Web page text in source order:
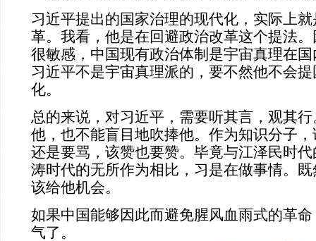
习近平提出的国家治理的现代化，实际上
革。我看，他是在回避政治改革这个提法
很敏感，中国现有政治体制是宇宙真理在
习近平不是宇宙真理派的，要不然他不会
化。
总的来说，对习近平，需要听其言，观其
他，也不能盲目地吹捧他。作为知识分子
还是要骂，该赞也要赞。毕竟与江泽民时
涛时代的无所作为相比，习是在做事情。
该给他机会。
如果中国能够因此而避免腥风血雨式的革
气了。